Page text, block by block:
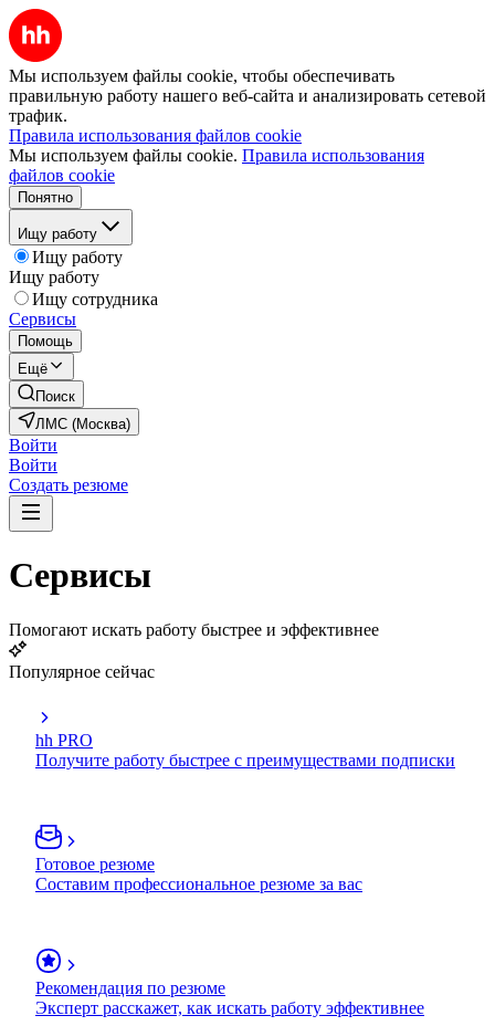
Мы используем файлы cookie, чтобы обеспечивать
правильную работу нашего веб-сайта и анализировать сетевой
трафик.
Правила использования файлов cookie
Мы используем файлы cookie. Правила использования
файлов cookie
Понятно
Ищу работу
Ищу работу
Ищу работу
Ищу сотрудника
Сервисы
Помощь
Ещё
Поиск
ЛМС (Москва)
Войти
Войти
Создать резюме
Сервисы
Помогают искать работу быстрее и эффективнее
Популярное сейчас
hh PRO
Получите работу быстрее с преимуществами подписки
Готовое резюме
Составим профессиональное резюме за вас
Рекомендация по резюме
Эксперт расскажет, как искать работу эффективнее